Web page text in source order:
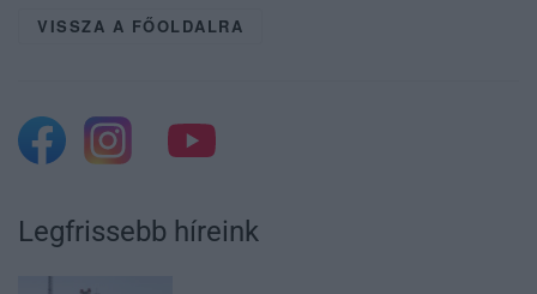
VISSZA A FŐOLDALRA
Legfrissebb híreink